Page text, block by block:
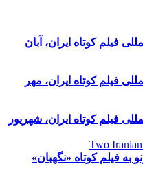
فیلم کوتاه ایران، آبان
فیلم کوتاه ایران، مهر
فیلم کوتاه ایران، شهریور
به فیلم کوتاه «نگهبان»